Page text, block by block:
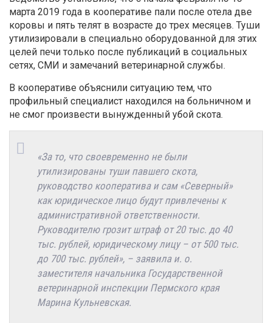
марта 2019 года в кооперативе пали после отела две
коровы и пять телят в возрасте до трех месяцев. Туши
утилизировали в специально оборудованной для этих
целей печи только после публикаций в социальных
сетях, СМИ и замечаний ветеринарной службы.
В кооперативе объяснили ситуацию тем, что
профильный специалист находился на больничном и
не смог произвести вынужденный убой скота.
«За то, что своевременно не были
утилизированы туши павшего скота,
руководство кооператива и сам «Северный»
как юридическое лицо будут привлечены к
административной ответственности.
Руководителю грозит штраф от 20 тыс. до 40
тыс. рублей, юридическому лицу – от 500 тыс.
до 700 тыс. рублей», – заявила и. о.
заместителя начальника Государственной
ветеринарной инспекции Пермского края
Марина Кульневская.